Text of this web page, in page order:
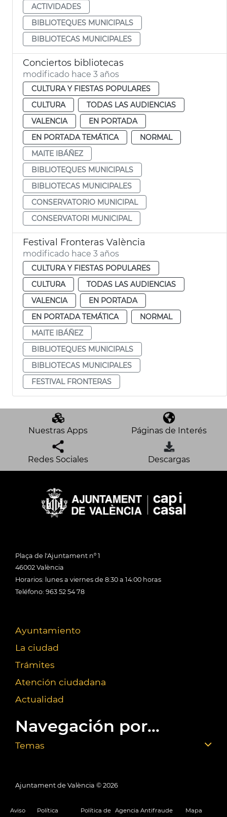
ACTIVIDADES
BIBLIOTEQUES MUNICIPALS
BIBLIOTECAS MUNICIPALES
Conciertos bibliotecas
modificado hace 3 años
CULTURA Y FIESTAS POPULARES
CULTURA
TODAS LAS AUDIENCIAS
VALENCIA
EN PORTADA
EN PORTADA TEMÁTICA
NORMAL
MAITE IBÁÑEZ
BIBLIOTEQUES MUNICIPALS
BIBLIOTECAS MUNICIPALES
CONSERVATORIO MUNICIPAL
CONSERVATORI MUNICIPAL
Festival Fronteras València
modificado hace 3 años
CULTURA Y FIESTAS POPULARES
CULTURA
TODAS LAS AUDIENCIAS
VALENCIA
EN PORTADA
EN PORTADA TEMÁTICA
NORMAL
MAITE IBÁÑEZ
BIBLIOTEQUES MUNICIPALS
BIBLIOTECAS MUNICIPALES
FESTIVAL FRONTERAS
Nuestras Apps Páginas de Interés
Redes Sociales Descargas
Plaça de l'Ajuntament nº 1
46002 València
Horarios: lunes a viernes de 8:30 a 14:00 horas
Teléfono: 963 52 54 78
Ayuntamiento
La ciudad
Trámites
Atención ciudadana
Actualidad
Navegación por...
Temas
Ajuntament de València © 2026
Aviso
Política
Política de Agencia Antifraude
Mapa